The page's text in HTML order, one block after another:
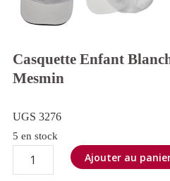
Casquette Enfant
Mesmin
UGS 3276
5 en stock
quantité
de
Ajouter au